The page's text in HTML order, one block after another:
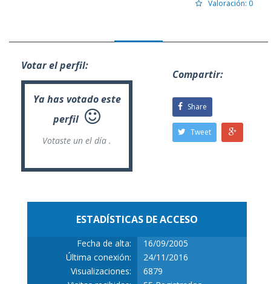
Valoración: 0
Votar el perfil:
Ya has votado este
perfil
Votaste un el día .
Compartir:
Share
Tweet
ESTADÍSTICAS DE ACCESO
Fecha de alta:
16/09/2005
Última conexión:
24/11/2016
Visualizaciones:
6879